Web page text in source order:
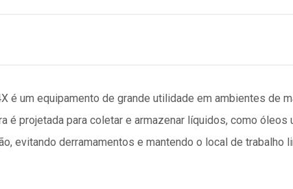
é um equipamento de grande utilidade em ambientes de
é projetada para coletar e armazenar líquidos, como
evitando derramamentos e mantendo o local de trabalho